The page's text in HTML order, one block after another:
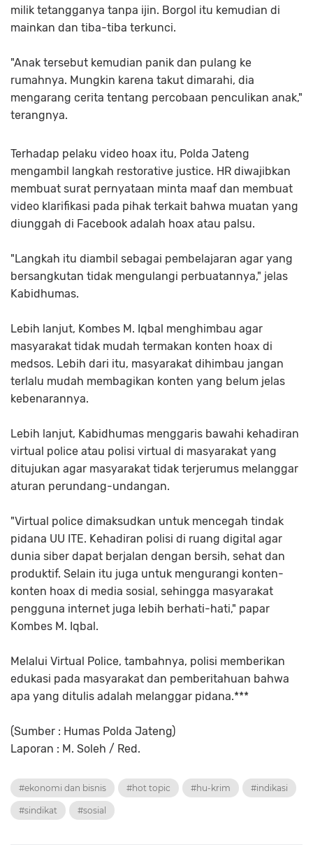
milik tetangganya tanpa ijin. Borgol itu kemudian di
mainkan dan tiba-tiba terkunci.
"Anak tersebut kemudian panik dan pulang ke
rumahnya. Mungkin karena takut dimarahi, dia
mengarang cerita tentang percobaan penculikan anak,"
terangnya.
Terhadap pelaku video hoax itu, Polda Jateng
mengambil langkah restorative justice. HR diwajibkan
membuat surat pernyataan minta maaf dan membuat
video klarifikasi pada pihak terkait bahwa muatan yang
diunggah di Facebook adalah hoax atau palsu.
"Langkah itu diambil sebagai pembelajaran agar yang
bersangkutan tidak mengulangi perbuatannya," jelas
Kabidhumas.
Lebih lanjut, Kombes M. Iqbal menghimbau agar
masyarakat tidak mudah termakan konten hoax di
medsos. Lebih dari itu, masyarakat dihimbau jangan
terlalu mudah membagikan konten yang belum jelas
kebenarannya.
Lebih lanjut, Kabidhumas menggaris bawahi kehadiran
virtual police atau polisi virtual di masyarakat yang
ditujukan agar masyarakat tidak terjerumus melanggar
aturan perundang-undangan.
"Virtual police dimaksudkan untuk mencegah tindak
pidana UU ITE. Kehadiran polisi di ruang digital agar
dunia siber dapat berjalan dengan bersih, sehat dan
produktif. Selain itu juga untuk mengurangi konten-
konten hoax di media sosial, sehingga masyarakat
pengguna internet juga lebih berhati-hati," papar
Kombes M. Iqbal.
Melalui Virtual Police, tambahnya, polisi memberikan
edukasi pada masyarakat dan pemberitahuan bahwa
apa yang ditulis adalah melanggar pidana.***
(Sumber : Humas Polda Jateng)
Laporan : M. Soleh / Red.
#ekonomi dan bisnis #hot topic #hu-krim #indikasi
#sindikat #sosial